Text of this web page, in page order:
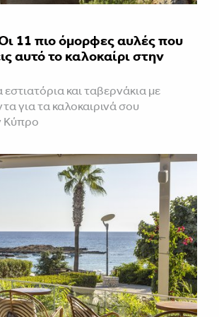
11 πιο όμορφες αυλές που
αυτό το καλοκαίρι στην
και ταβερνάκια με
για τα καλοκαιρινά σου
Κύπρο